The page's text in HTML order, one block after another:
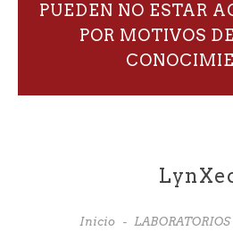
PUEDEN NO ESTAR
POR MOTIVOS
Inicio - LABORATORIOS